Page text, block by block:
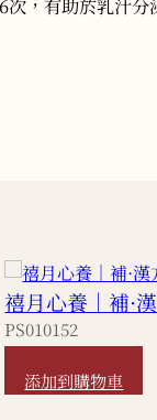
，有助於乳汁分
禧月心養｜補·
PS010152
HKD 400
添加到購物車